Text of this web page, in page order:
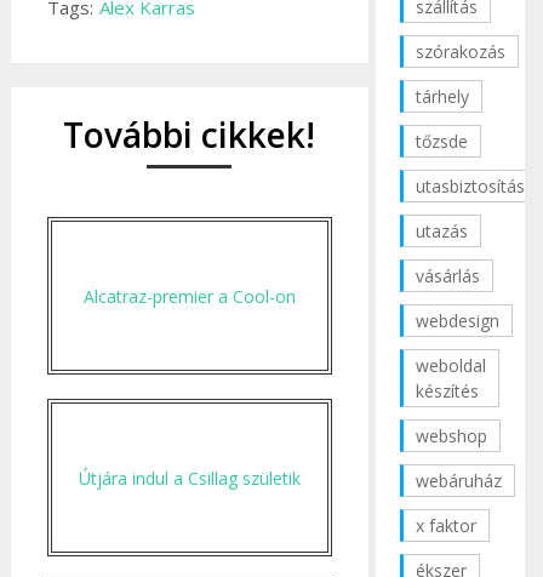
Tags: Alex Karras
További cikkek!
Alcatraz-premier a Cool-on
Útjára indul a Csillag születik
szállítás
szórakozás
tárhely
tőzsde
utasbiztosítás
utazás
vásárlás
webdesign
weboldal
készítés
webshop
webáruház
x faktor
ékszer